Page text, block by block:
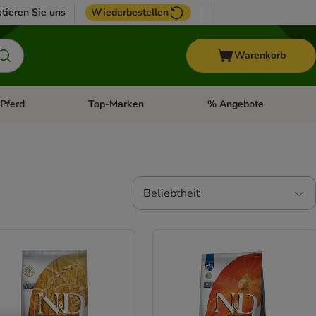
Sie uns Wiederbestellen
Warenkorb
Fisch Menü öffnen: Vogel
Pferd Kategorie-Menü öffnen: Pferd
Top-Marken Kategorie-Menü öffnen:
% Angebote
Beliebtheit